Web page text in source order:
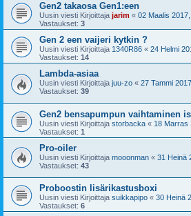
Gen2 takaosa Gen1:een
Uusin viesti Kirjoittaja jarim « 02 Maalis
Vastaukset: 3
Gen 2 een vaijeri kytkin ?
Uusin viesti Kirjoittaja 1340R86 « 24 Helmi
Vastaukset: 14
Lambda-asiaa
Uusin viesti Kirjoittaja juu-zo « 27 Tammi
Vastaukset: 39
Gen2 bensapumpun vaihtaminen
Uusin viesti Kirjoittaja storbacka « 18 Marras
Vastaukset: 1
Pro-oiler
Uusin viesti Kirjoittaja mooonman « 31 Heinä
Vastaukset: 43
Proboostin lisärikastusboxi
Uusin viesti Kirjoittaja suikkapipo « 30 Heinä
Vastaukset: 6